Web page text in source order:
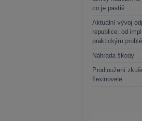
co je pastiš
Aktuální vývoj
republice: od
praktickým
Náhrada škody
Prodloužení
flexinovele